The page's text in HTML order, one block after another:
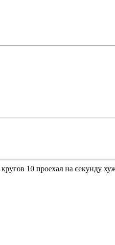
10 проехал на секунду